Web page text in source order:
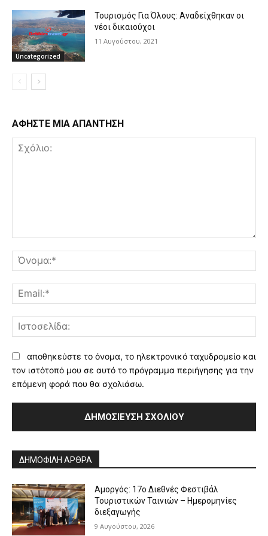
Uncategorized
Τουρισμός Για Όλους: Αναδείχθηκαν οι
νέοι δικαιούχοι
11 Αυγούστου, 2021
ΑΦΗΣΤΕ ΜΙΑ ΑΠΑΝΤΗΣΗ
αποθηκεύστε το όνομα, το ηλεκτρονικό ταχυδρομείο και
τον ιστότοπό μου σε αυτό το πρόγραμμα περιήγησης για την
επόμενη φορά που θα σχολιάσω.
ΔΗΜΟΦΙΛΗ ΑΡΘΡΑ
Αμοργός: 17ο Διεθνές Φεστιβάλ
Τουριστικών Ταινιών – Ημερομηνίες
διεξαγωγής
9 Αυγούστου, 2026